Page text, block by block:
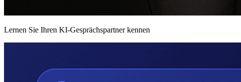
Lernen Sie Ihren KI-Gesprächspartner kennen